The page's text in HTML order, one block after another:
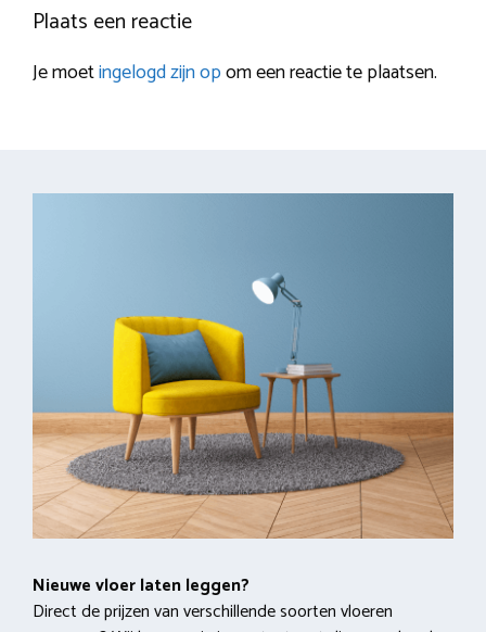
Plaats een reactie
Je moetingelogd zijn opom een reactie te plaatsen.
Nieuwe vloer laten leggen?
Direct de prijzen van verschillende soorten vloeren